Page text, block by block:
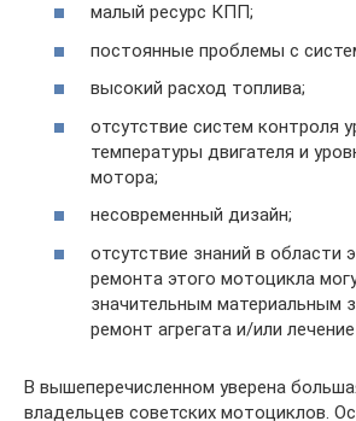
малый ресурс КПП;
постоянные проблемы с
высокий расход топлива;
отсутствие систем контроля
температуры двигателя и
мотора;
несовременный дизайн;
отсутствие знаний в области
ремонта этого мотоцикла
значительным материальным
ремонт агрегата и/или лечение
В вышеперечисленном уверена
владельцев советских мотоциклов.